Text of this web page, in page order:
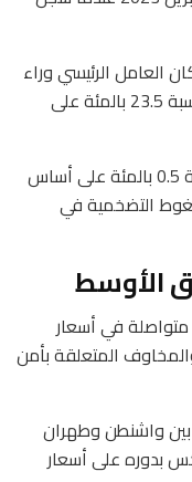
العامل الرئيسي وراء
هذه الزيادة، حيث قفزت أسعار الطاقة بنسبة 23.5 بالمئة على
كما ارتفع مؤشر أسعار المستهلكين بنسبة 0.5 بالمئة على أساس
التضخمية في
الأوسط
متواصلة في أسعار
المتعلقة بأمن
واشنطن وطهران
بدوره على أسعار